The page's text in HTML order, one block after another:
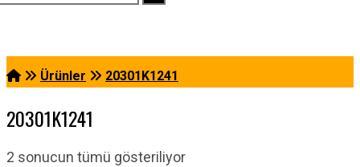
Ürünler 20301K1241
20301K1241
2 sonucun tümü gösteriliyor